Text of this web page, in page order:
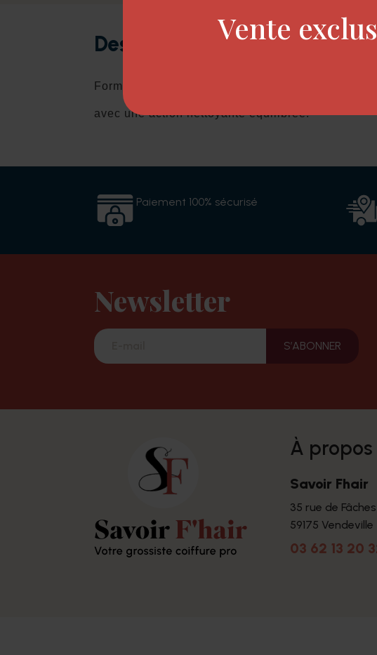
Description
Formulé avec des ingrédients spécifiques, qui
avec une action nettoyante équilibrée.
Paiement 100% sécurisé
Newsletter
à
Savoir Fhair
35 rue de Fâches
59175 Vendeville
03 62 13 20
Vente